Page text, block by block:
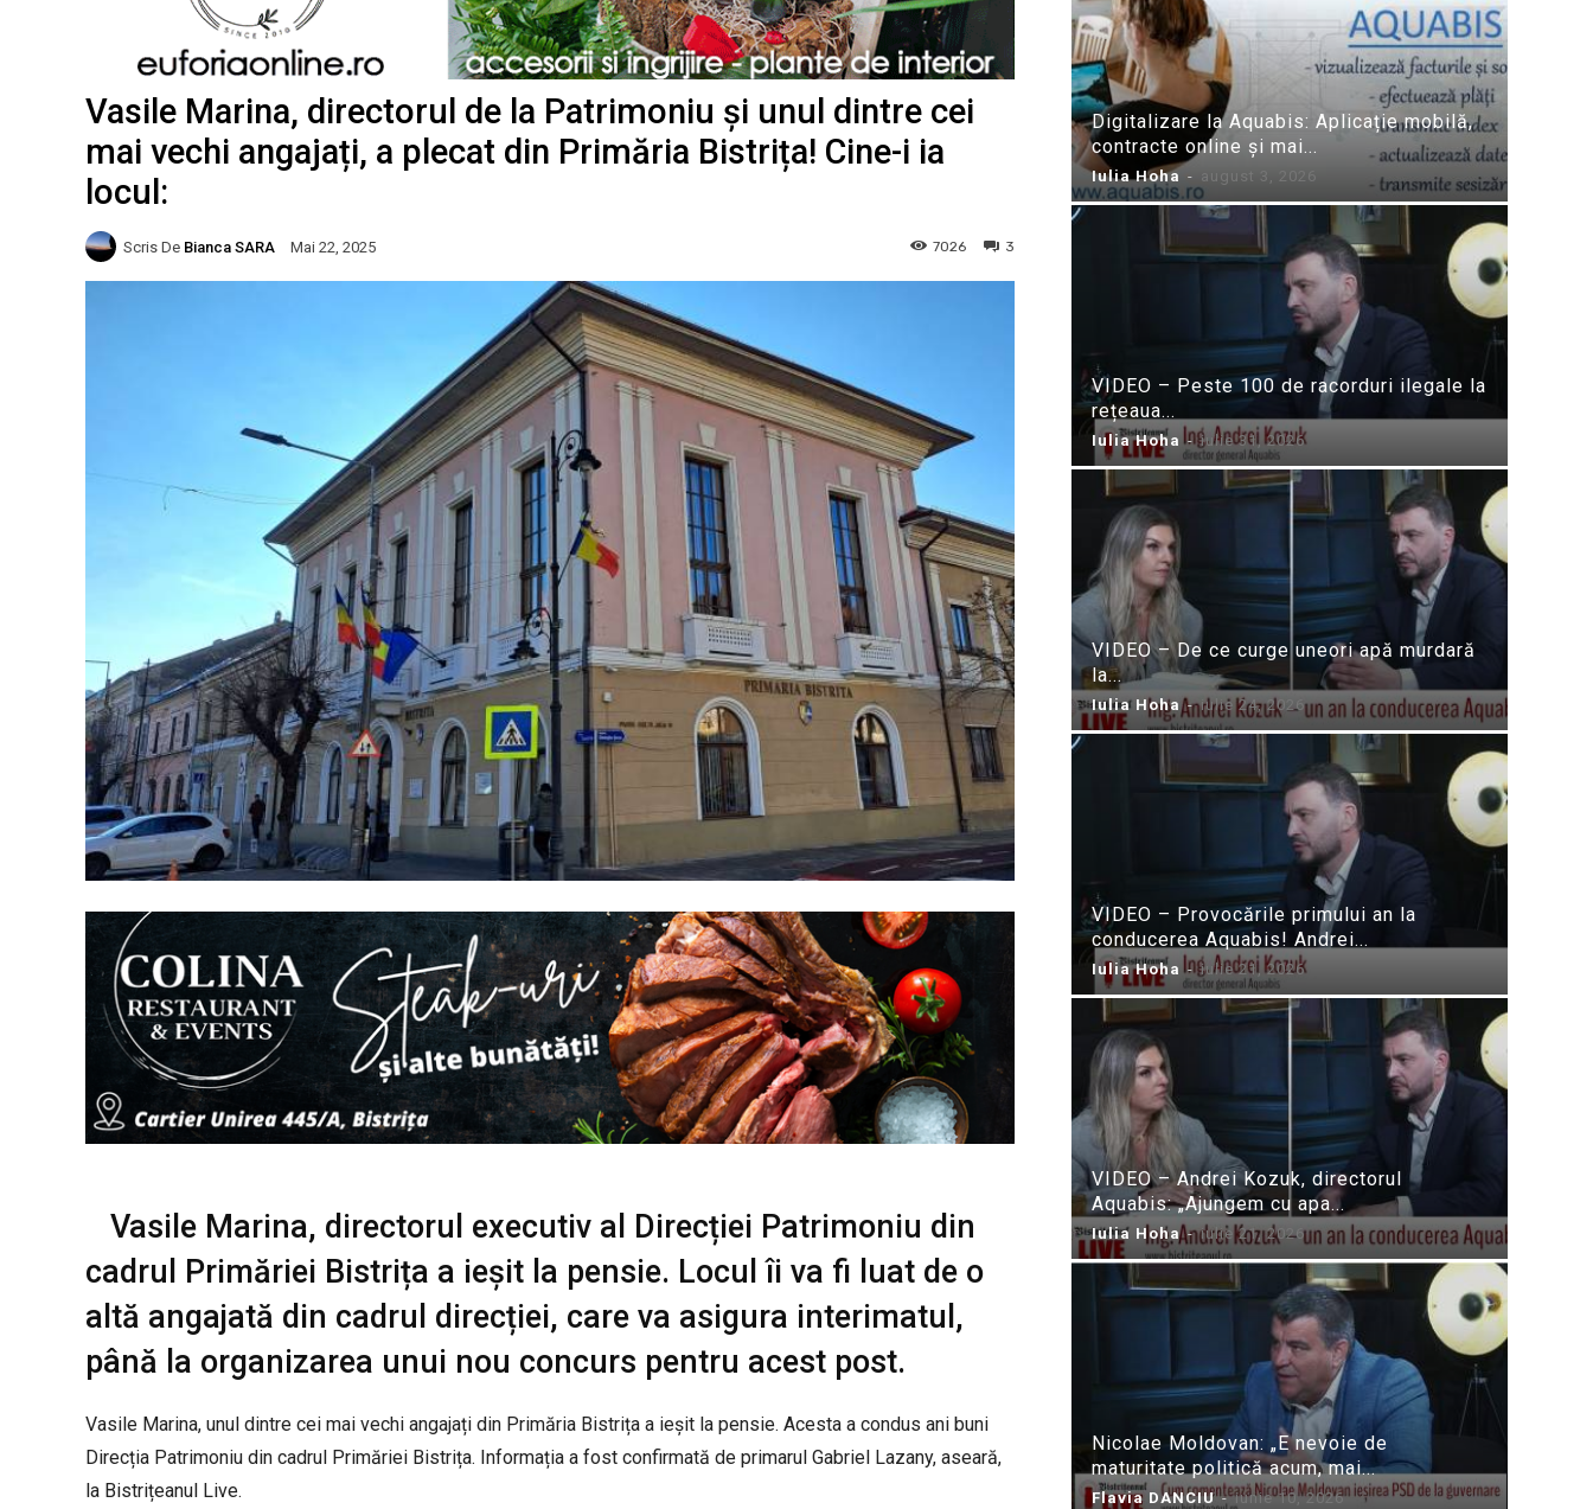
Vasile Marina, directorul de la Patrimoniu și unul dintre cei
mai vechi angajați, a plecat din Primăria Bistrița! Cine-i ia
locul:
Scris De Bianca SARA Mai 22, 2025 3
7026
Vasile Marina, directorul executiv al Direcției Patrimoniu din
cadrul Primăriei Bistrița a ieșit la pensie. Locul îi va fi luat de o
altă angajată din cadrul direcției, care va asigura interimatul,
până la organizarea unui nou concurs pentru acest post.
Vasile Marina, unul dintre cei mai vechi angajați din Primăria Bistrița a ieșit la pensie. Acesta a condus ani buni
Direcția Patrimoniu din cadrul Primăriei Bistrița. Informația a fost confirmată de primarul Gabriel Lazany, aseară,
la Bistrițeanul Live.
Digitalizare la Aquabis: Aplicație mobilă,
contracte online și mai...
Iulia Hoha - august 3, 2026
VIDEO – Peste 100 de racorduri ilegale la
rețeaua...
Iulia Hoha - iulie 31, 2026
VIDEO – De ce curge uneori apă murdară
la...
Iulia Hoha - iulie 24, 2026
VIDEO – Provocările primului an la
conducerea Aquabis! Andrei...
Iulia Hoha - iulie 21, 2026
VIDEO – Andrei Kozuk, directorul
Aquabis: „Ajungem cu apa...
Iulia Hoha - iulie 21, 2026
Nicolae Moldovan: „E nevoie de
maturitate politică acum, mai...
Flavia DANCIU - iunie 10, 2026